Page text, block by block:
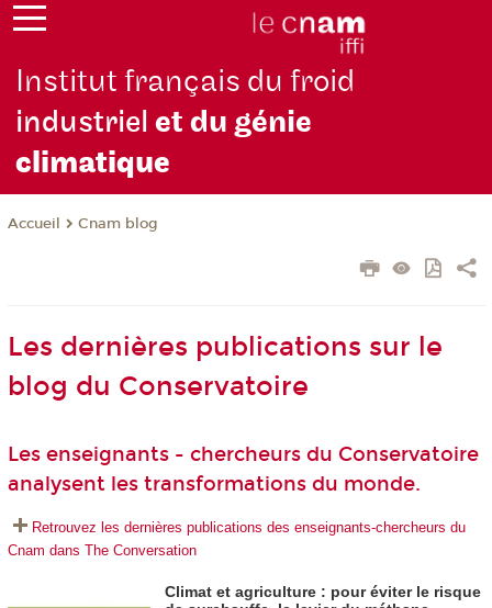
Institut français du froid
industrielet du génie
climatique
Accueil Cnam blog
Les dernières publications sur le
blog du Conservatoire
Les enseignants - chercheurs du Conservatoire
analysent les transformations du monde.
Retrouvez les dernières publications des enseignants-chercheurs du
Cnam dans The Conversation
Climat et agriculture : pour éviter le risque